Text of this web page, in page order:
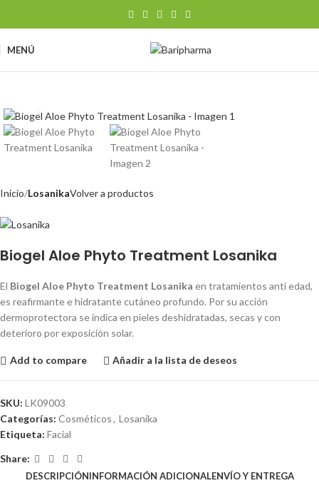
MENÚ
Inicio LosanikaVolver a productos
Biogel Aloe Phyto Treatment Losanika
El Biogel Aloe Phyto Treatment Losanika en tratamientos anti edad,
es reafirmante e hidratante cutáneo profundo. Por su acción
dermoprotectora se indica en pieles deshidratadas, secas y con
deterioro por exposición solar.
Add to compare Añadir a la lista de deseos
SKU: LK09003
Categorías: Cosméticos, Losanika
Etiqueta: Facial
Share:
DESCRIPCIÓNINFORMACIÓN ADICIONALENVÍO Y ENTREGA